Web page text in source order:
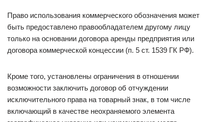
Право использования коммерческого обозначения может
быть предоставлено правообладателем другому лицу
только на основании договора аренды предприятия или
договора коммерческой концессии (п. 5 ст. 1539 ГК РФ).
Кроме того, установлены ограничения в отношении
возможности заключить договор об отчуждении
исключительного права на товарный знак, в том числе
включающий в качестве неохраняемого элемента